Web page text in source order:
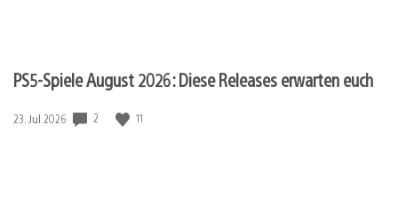
PS5-Spiele August 2026: Diese Releases erwarten euch
Veröffentlichungsdatum:
23. Jul 2026 2 11